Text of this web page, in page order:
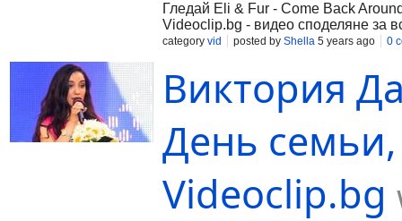
Гледай Eli & Fur - Come Back
Videoclip.bg - видео споделяне за
category vid posted by Shella 5 years ago 0
Виктория
День
Videoclip.bg